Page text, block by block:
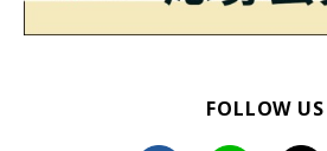
FOLLOW US